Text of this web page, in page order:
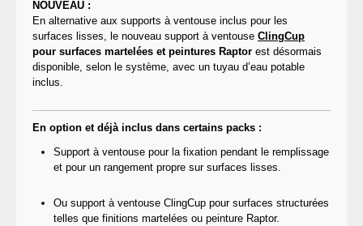
NOUVEAU :
En alternative aux supports à ventouse inclus pour les
surfaces lisses, le nouveau support à ventouse ClingCup
pour surfaces martelées et peintures Raptor est désormais
disponible, selon le système, avec un tuyau d’eau potable
inclus.
En option et déjà inclus dans certains packs :
Support à ventouse pour la fixation pendant le remplissage
et pour un rangement propre sur surfaces lisses.
Ou support à ventouse ClingCup pour surfaces structurées
telles que finitions martelées ou peinture Raptor.